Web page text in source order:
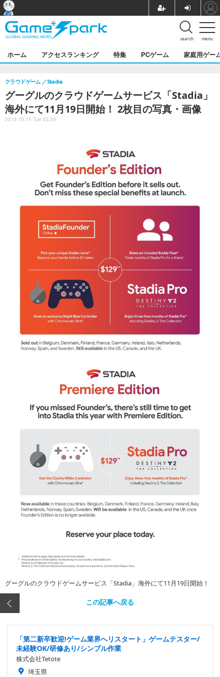
menu
search
ホーム アクセスランキング 特集 PCゲーム 家庭用ゲー
グーグルのクラウドゲームサービス「Stadia」
海外にて11月19日開始！ 2枚目の写真・画像
クラウドゲーム Stadia
2019.10.15 Tue 23:59
グーグルのクラウドゲームサービス「Stadia」海外にて11月19日開始！
この記事へ戻る
「第二新卒歓迎!ゲーム業界へリスタート」ゲームテスター/
未経験OK/研修あり/シンプル作業
株式会社Tetote
埼玉県